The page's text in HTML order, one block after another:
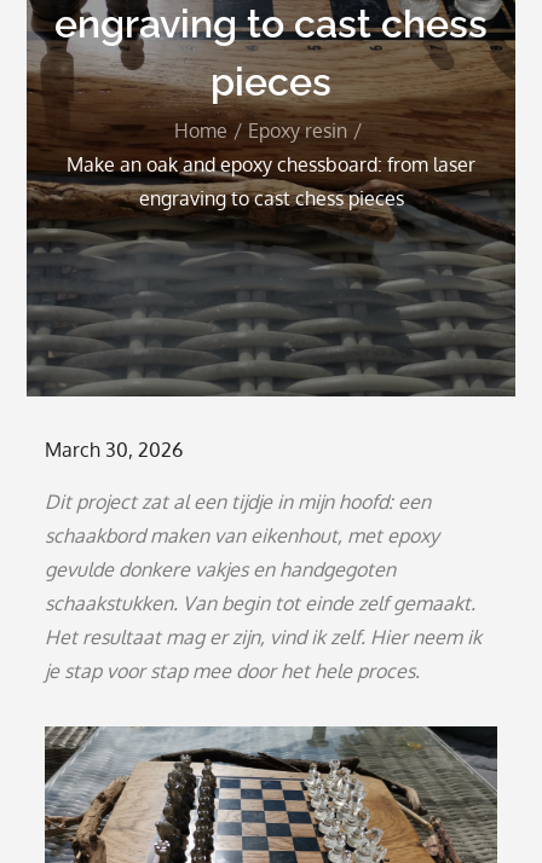
engraving to cast chess
pieces
Home
Epoxy resin
Make an oak and epoxy chessboard: from laser
engraving to cast chess pieces
Posted
March 30, 2026
Dit project zat al een tijdje in mijn hoofd: een
schaakbord maken van eikenhout, met epoxy
gevulde donkere vakjes en handgegoten
schaakstukken. Van begin tot einde zelf gemaakt.
Het resultaat mag er zijn, vind ik zelf. Hier neem ik
je stap voor stap mee door het hele proces.